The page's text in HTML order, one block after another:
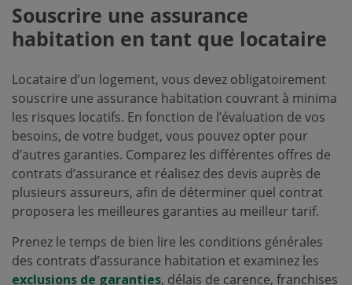
Souscrire une assurance
habitation en tant que locataire
Locataire d’un logement, vous devez obligatoirement
souscrire une assurance habitation couvrant à minima
les risques locatifs. En fonction de l’évaluation de vos
besoins, de votre budget, vous pouvez opter pour
d’autres garanties. Comparez les différentes offres de
contrats d’assurance et réalisez des devis auprès de
plusieurs assureurs, afin de déterminer quel contrat
proposera les meilleures garanties au meilleur tarif.
Prenez le temps de bien lire les conditions générales
des contrats d’assurance habitation et examinez les
exclusions de garanties, délais de carence, franchises